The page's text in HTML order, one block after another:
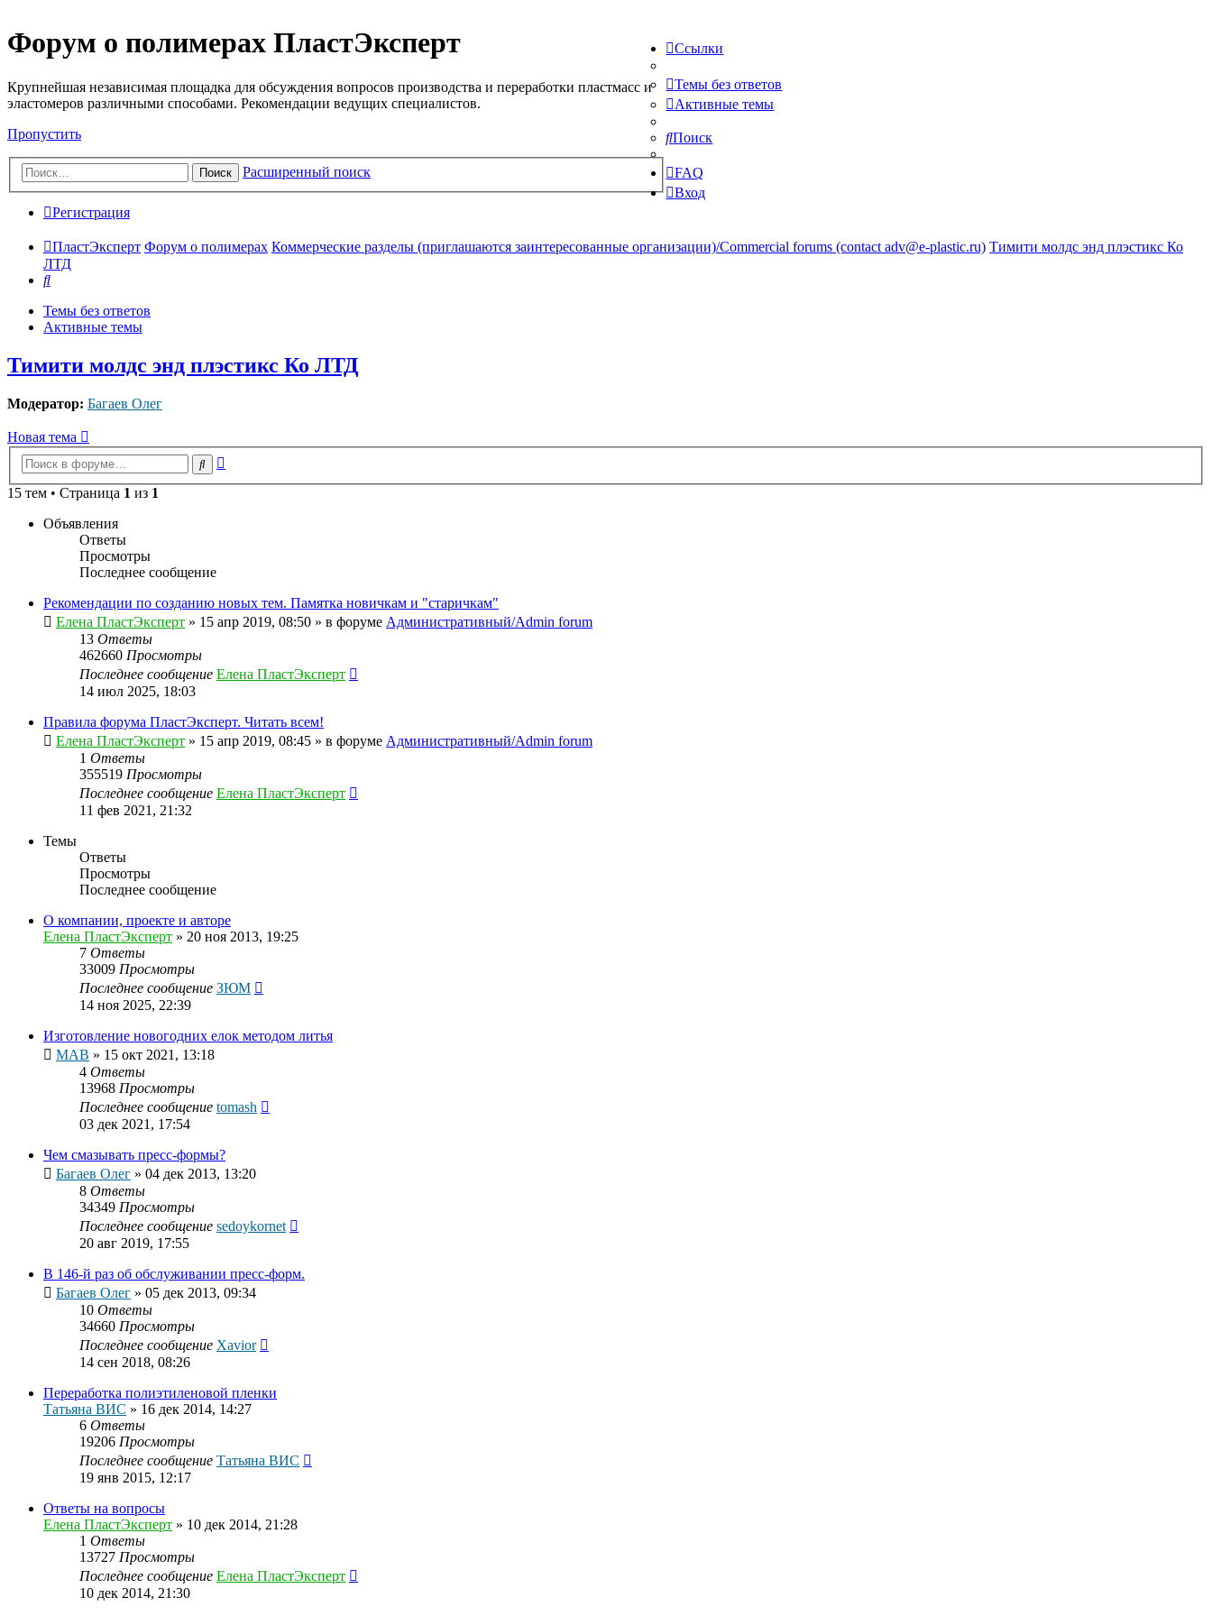
Форум о полимерах ПластЭксперт
Крупнейшая независимая площадка для обсуждения вопросов производства и переработки пластмасс и
эластомеров различными способами. Рекомендации ведущих специалистов.
Пропустить
Поиск Расширенный поиск
Ссылки
Темы без ответов
Активные темы
Поиск
FAQ
Вход
Регистрация
ПластЭксперт Форум о полимерах Коммерческие разделы (приглашаются заинтересованные организации)/Commercial forums (contact adv@e-plastic.ru) Тимити молдс энд плэстикс Ко
ЛТД
Поиск
Темы без ответов
Активные темы
Тимити молдс энд плэстикс Ко ЛТД
Модератор: Багаев Олег
Новая тема
Поиск
15 тем • Страница 1 из 1
Объявления
Ответы
Просмотры
Последнее сообщение
Рекомендации по созданию новых тем. Памятка новичкам и "старичкам"
Елена ПластЭксперт » 15 апр 2019, 08:50 » в форуме Административный/Admin forum
13 Ответы
462660 Просмотры
Последнее сообщение Елена ПластЭксперт
14 июл 2025, 18:03
Правила форума ПластЭксперт. Читать всем!
Елена ПластЭксперт » 15 апр 2019, 08:45 » в форуме Административный/Admin forum
1 Ответы
355519 Просмотры
Последнее сообщение Елена ПластЭксперт
11 фев 2021, 21:32
Темы
Ответы
Просмотры
Последнее сообщение
О компании, проекте и авторе
Елена ПластЭксперт » 20 ноя 2013, 19:25
7 Ответы
33009 Просмотры
Последнее сообщение ЗЮМ
14 ноя 2025, 22:39
Изготовление новогодних елок методом литья
МАВ » 15 окт 2021, 13:18
4 Ответы
13968 Просмотры
Последнее сообщение tomash
03 дек 2021, 17:54
Чем смазывать пресс-формы?
Багаев Олег » 04 дек 2013, 13:20
8 Ответы
34349 Просмотры
Последнее сообщение sedoykornet
20 авг 2019, 17:55
В 146-й раз об обслуживании пресс-форм.
Багаев Олег » 05 дек 2013, 09:34
10 Ответы
34660 Просмотры
Последнее сообщение Xavior
14 сен 2018, 08:26
Переработка полиэтиленовой пленки
Татьяна ВИС » 16 дек 2014, 14:27
6 Ответы
19206 Просмотры
Последнее сообщение Татьяна ВИС
19 янв 2015, 12:17
Ответы на вопросы
Елена ПластЭксперт » 10 дек 2014, 21:28
1 Ответы
13727 Просмотры
Последнее сообщение Елена ПластЭксперт
10 дек 2014, 21:30